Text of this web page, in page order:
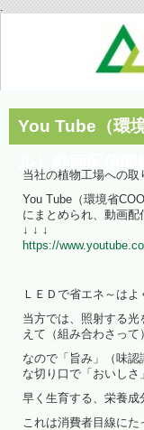
.
You Tube（環
当社の植物工場への取
You Tube（環境省
にまとめられ、動画配
↓ ↓ ↓
https://
ＬＥＤで省エネ～はよ
当方では、照射する
えて（組み合わさって
なので「旨み」（味認
な切り口で「おいしさ
早く生育する、栄養成
これは消費者目線に